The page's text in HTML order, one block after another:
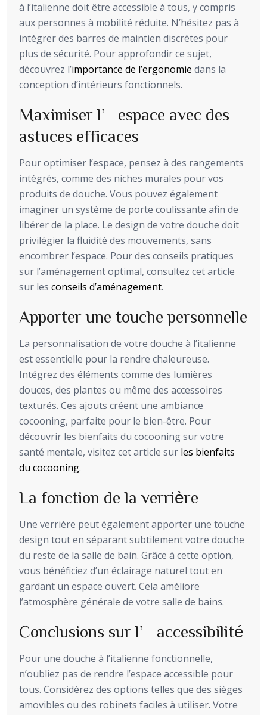
à l’italienne doit être accessible à tous, y compris
aux personnes à mobilité réduite. N’hésitez pas à
intégrer des barres de maintien discrètes pour
plus de sécurité. Pour approfondir ce sujet,
découvrez l’importance de l’ergonomie dans la
conception d’intérieurs fonctionnels.
Maximiser l’espace avec des
astuces efficaces
Pour optimiser l’espace, pensez à des rangements
intégrés, comme des niches murales pour vos
produits de douche. Vous pouvez également
imaginer un système de porte coulissante afin de
libérer de la place. Le design de votre douche doit
privilégier la fluidité des mouvements, sans
encombrer l’espace. Pour des conseils pratiques
sur l’aménagement optimal, consultez cet article
sur les conseils d’aménagement.
Apporter une touche personnelle
La personnalisation de votre douche à l’italienne
est essentielle pour la rendre chaleureuse.
Intégrez des éléments comme des lumières
douces, des plantes ou même des accessoires
texturés. Ces ajouts créent une ambiance
cocooning, parfaite pour le bien-être. Pour
découvrir les bienfaits du cocooning sur votre
santé mentale, visitez cet article sur les bienfaits
du cocooning.
La fonction de la verrière
Une verrière peut également apporter une touche
design tout en séparant subtilement votre douche
du reste de la salle de bain. Grâce à cette option,
vous bénéficiez d’un éclairage naturel tout en
gardant un espace ouvert. Cela améliore
l’atmosphère générale de votre salle de bains.
Conclusions sur l’accessibilité
Pour une douche à l’italienne fonctionnelle,
n’oubliez pas de rendre l’espace accessible pour
tous. Considérez des options telles que des sièges
amovibles ou des robinets faciles à utiliser. Votre